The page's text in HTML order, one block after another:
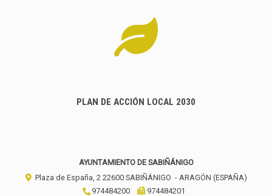
PLAN DE ACCIÓN LOCAL 2030
AYUNTAMIENTO DE SABIÑÁNIGO
Plaza de España, 2 22600 SABIÑÁNIGO - ARAGÓN (ESPAÑA)
974484200
974484201